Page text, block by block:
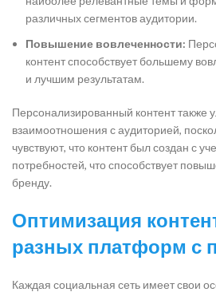
различных сегментов аудитории.
Повышение вовлеченности:
контент способствует большему
и лучшим результатам.
Персонализированный контент также
взаимоотношения с аудиторией,
чувствуют, что контент был создан с
потребностей, что способствует
бренду.
Оптимизация
разных платформ
Каждая социальная сеть имеет свои